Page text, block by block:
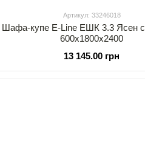
Артикул: 33246018
Шафа-купе E-Line ЕШК 3.3 Ясен
600х1800х2400
13 145.00 грн